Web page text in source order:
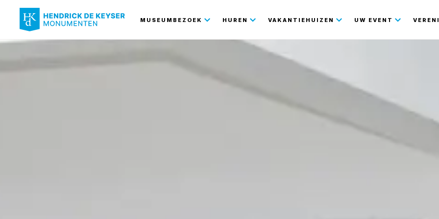
MUSEUMBEZOEK HUREN VAKANTIEHUIZEN UW EVENT